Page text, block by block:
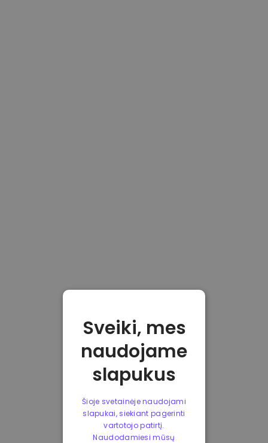
Sveiki, mes
naudojame
slapukus
Šioje svetainėje naudojami
slapukai, siekiant pagerinti
vartotojo patirtį.
Naudodamiesi mūsų